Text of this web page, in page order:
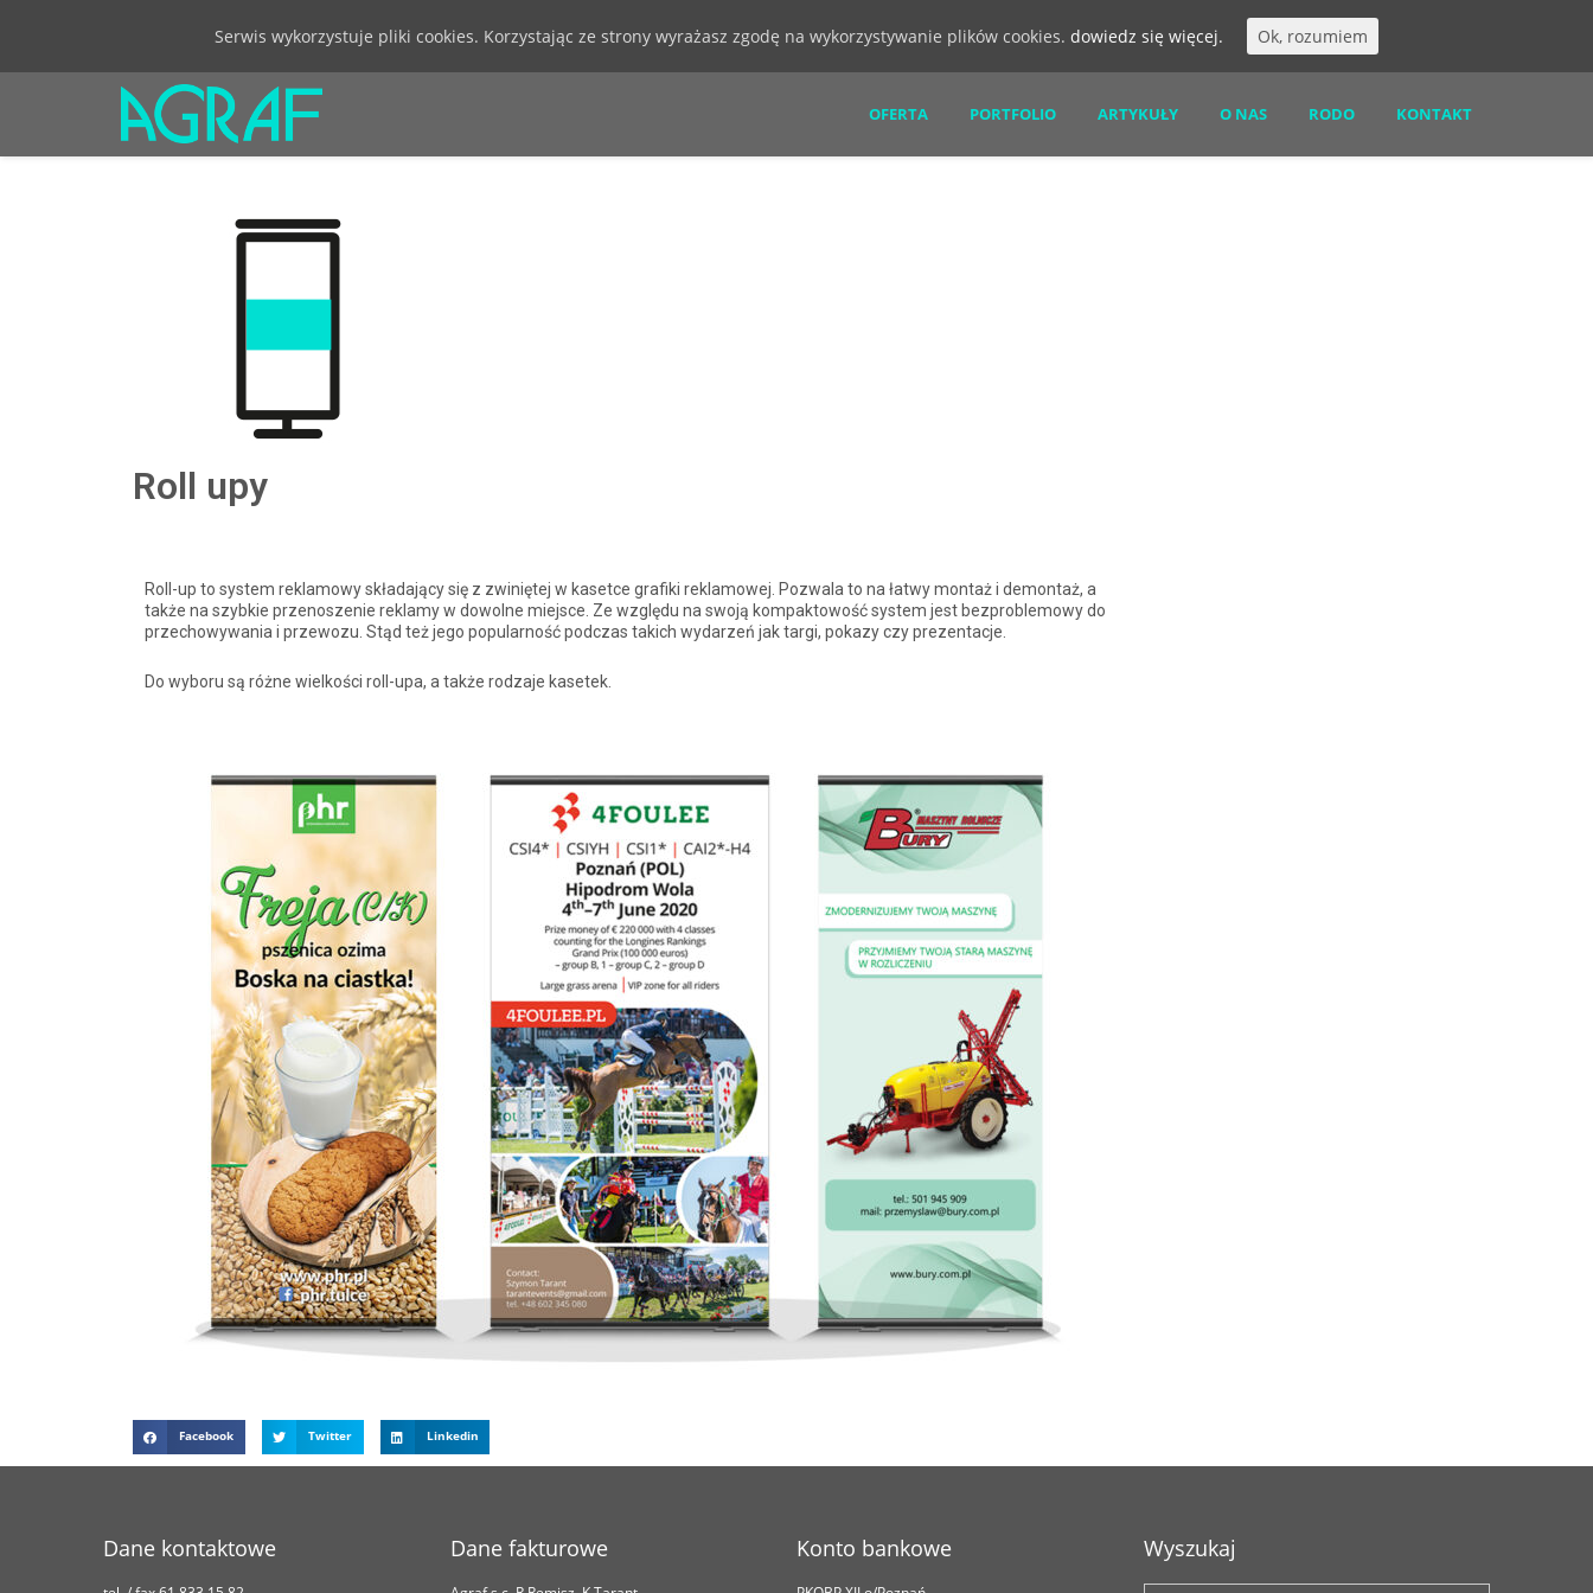
OFERTA PORTFOLIO ARTYKUŁY O NAS RODO KONTAKT
Roll upy
Roll-up to system reklamowy składający się z zwiniętej w kasetce grafiki reklamowej. Pozwala to na łatwy montaż i demontaż, a
także na szybkie przenoszenie reklamy w dowolne miejsce. Ze względu na swoją kompaktowość system jest bezproblemowy do
przechowywania i przewozu. Stąd też jego popularność podczas takich wydarzeń jak targi, pokazy czy prezentacje.
Do wyboru są różne wielkości roll-upa, a także rodzaje kasetek.
Facebook Twitter Linkedin
Dane kontaktowe Dane fakturowe Konto bankowe Wyszukaj
Serwis wykorzystuje pliki cookies. Korzystając ze strony wyrażasz zgodę na wykorzystywanie plików cookies. dowiedz się więcej. Ok, rozumiem